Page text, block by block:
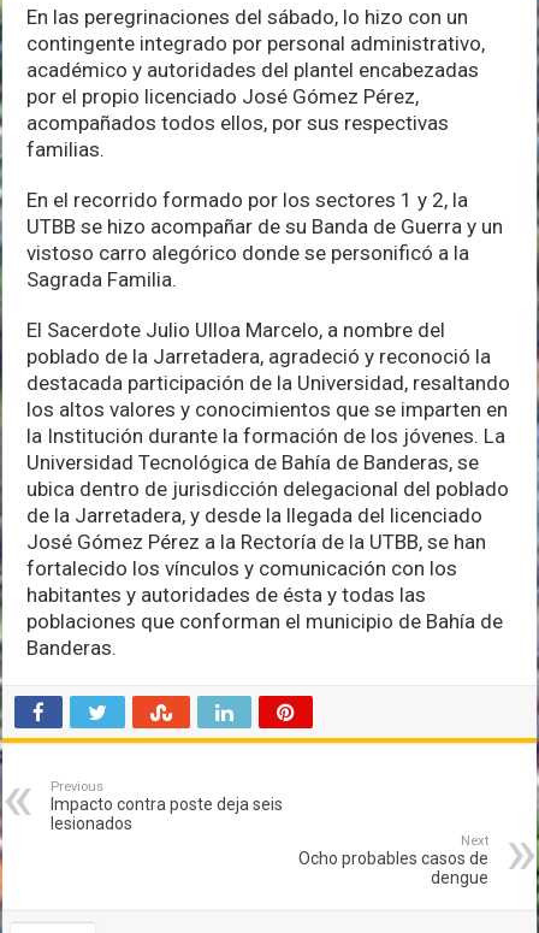
En las peregrinaciones del sábado, lo hizo con un
contingente integrado por personal administrativo,
académico y autoridades del plantel encabezadas
por el propio licenciado José Gómez Pérez,
acompañados todos ellos, por sus respectivas
familias.
En el recorrido formado por los sectores 1 y 2, la
UTBB se hizo acompañar de su Banda de Guerra y un
vistoso carro alegórico donde se personificó a la
Sagrada Familia.
El Sacerdote Julio Ulloa Marcelo, a nombre del
poblado de la Jarretadera, agradeció y reconoció la
destacada participación de la Universidad, resaltando
los altos valores y conocimientos que se imparten en
la Institución durante la formación de los jóvenes. La
Universidad Tecnológica de Bahía de Banderas, se
ubica dentro de jurisdicción delegacional del poblado
de la Jarretadera, y desde la llegada del licenciado
José Gómez Pérez a la Rectoría de la UTBB, se han
fortalecido los vínculos y comunicación con los
habitantes y autoridades de ésta y todas las
poblaciones que conforman el municipio de Bahía de
Banderas.
Previous
Impacto contra poste deja seis
lesionados
Next
Ocho probables casos de
dengue